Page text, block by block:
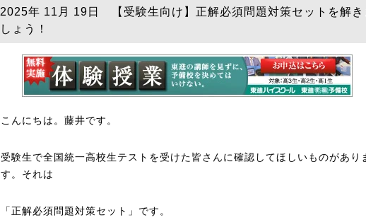
2025年 11月 19日 【受験生向け】正解必須問題対策セットを解き
しょう！
こんにちは。藤井です。
受験生で全国統一高校生テストを受けた皆さんに確認してほしいものがあり
す。それは
「正解必須問題対策セット」です。